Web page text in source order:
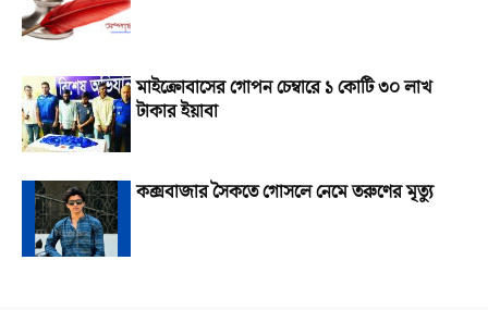
মাইক্রোবাসের গোপন চেম্বারে ১ কোটি ৩০ লাখ
টাকার ইয়াবা
কক্সবাজার সৈকতে গোসলে নেমে তরুণের মৃত্যু